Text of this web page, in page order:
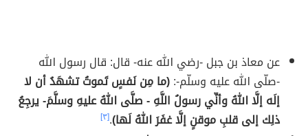
عن معاذ بن جبل -رضي الله عنه- قال: قال رسول الله
-صلّى الله عليه وسلّم-:(ما مِن نَفسٍ تَموتُ تشهَدُ أن لا
إلَه إلَّا اللهُ وأنِّي رسولُ اللَّهِ - صلَّى اللهُ عليهِ وسلَّمَ- يرجِعُ
ذلِك إلى قلبِ موقنٍ إلَّا غفَرَ اللهُ لَها).[٣]